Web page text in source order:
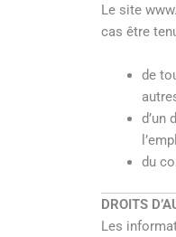
Le site
cas être
de
d’un
du
DROITS
Les